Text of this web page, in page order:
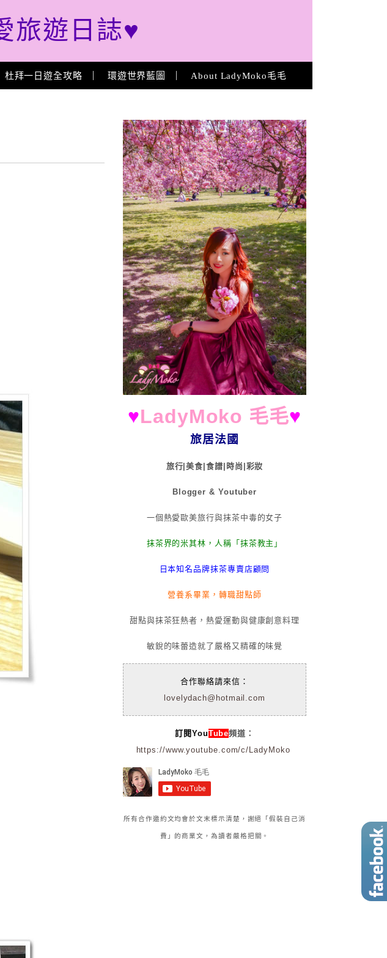
旅遊日誌♥
杜拜一日遊全攻略 環遊世界藍圖 About LadyMoko毛毛
About
♥LadyMoko 毛毛♥
旅居法國
旅行|美食|食譜|時尚|彩妝
Blogger & Youtuber
一個熱愛歐美旅行與抹茶中毒的女子
抹茶界的米其林，人稱「抹茶教主」
日本知名品牌抹茶專賣店顧問
營養系畢業，轉職甜點師
甜點與抹茶狂熱者，熱愛運動與健康創意料理
敏銳的味蕾造就了嚴格又精確的味覺
合作聯絡請來信：
lovelydach@hotmail.com
訂閱YouTube頻道：
https://www.youtube.com/c/LadyMoko
所有合作邀約文均會於文末標示清楚，謝絕「假裝自己消
費」的商業文，為讀者嚴格把關。